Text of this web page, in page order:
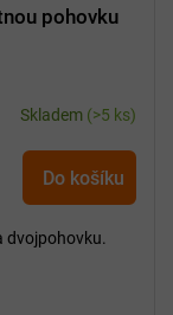
pohovku
Skladem (>5 ks)
Do košíku
dvojpohovku.